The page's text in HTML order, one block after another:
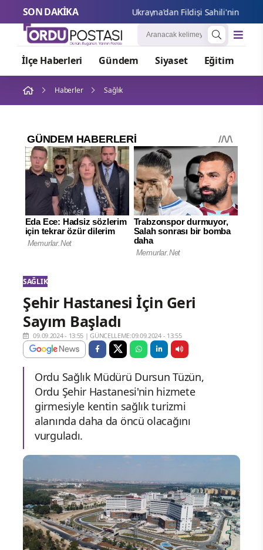
SON DAKİKA
İlçe Haberleri Gündem Siyaset Eğitim
Haberler Sağlık
SAĞLIK
Şehir Hastanesi İçin Geri
Sayım Başladı
09.09.2024 - 13:55 |GÜNCELLEME:09.09.2024 - 13:55
Ordu Sağlık Müdürü Dursun Tüzün,
Ordu Şehir Hastanesi'nin hizmete
girmesiyle kentin sağlık turizmi
alanında daha da öncü olacağını
vurguladı.